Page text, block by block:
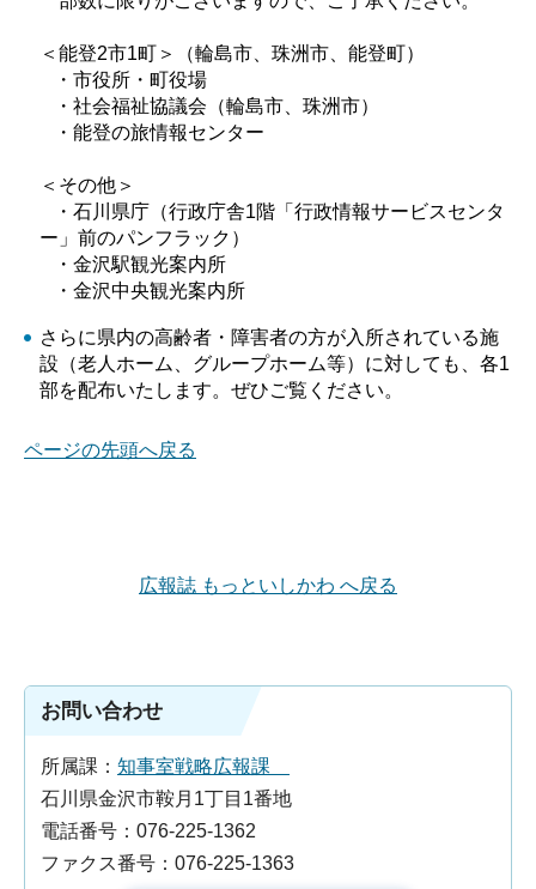
＜能登2市1町＞（輪島市、珠洲市、能登町）
・市役所・町役場
・社会福祉協議会（輪島市、珠洲市）
・能登の旅情報センター
＜その他＞
・石川県庁（行政庁舎1階「行政情報サービスセンタ
ー」前のパンフラック）
・金沢駅観光案内所
・金沢中央観光案内所
さらに県内の高齢者・障害者の方が入所されている施
設（老人ホーム、グループホーム等）に対しても、各1
部を配布いたします。ぜひご覧ください。
ページの先頭へ戻る
広報誌 もっといしかわ へ戻る
お問い合わせ
所属課： 知事室戦略広報課
石川県金沢市鞍月1丁目1番地
電話番号：076-225-1362
ファクス番号：076-225-1363